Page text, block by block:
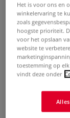
Kinder)
Het is voor ons en
winkelervaring te
zoals
hoogste prioriteit.
voor het opslaan
website te
toestemming op
vindt deze onder